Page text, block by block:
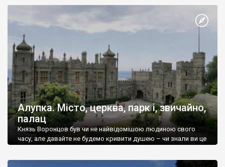
Алупка. Місто, церква, парк і, звичайно,
палац
Князь Воронцов був чи не найвідомішою людиною свого
часу, але давайте не будемо кривити душею – чи знали ви це